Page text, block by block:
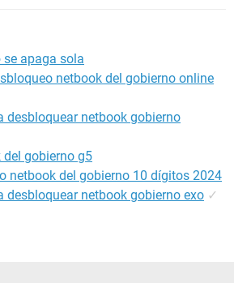
se apaga sola
netbook del gobierno online
desbloquear netbook gobierno
del gobierno g5
netbook del gobierno 10 dígitos 2024
desbloquear netbook gobierno exo ✓